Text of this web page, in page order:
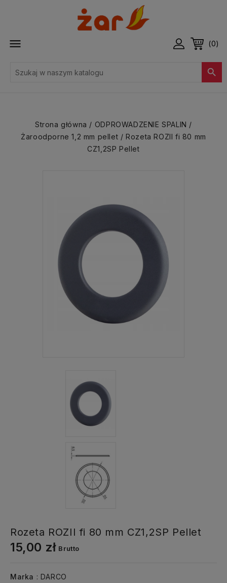
 (0)

Strona główna
ODPROWADZENIE SPALIN
Żaroodporne 1,2 mm pellet
Rozeta ROZII fi 80 mm
CZ1,2SP Pellet
Rozeta ROZII fi 80 mm CZ1,2SP Pellet
15,00 zł Brutto
Marka : DARCO